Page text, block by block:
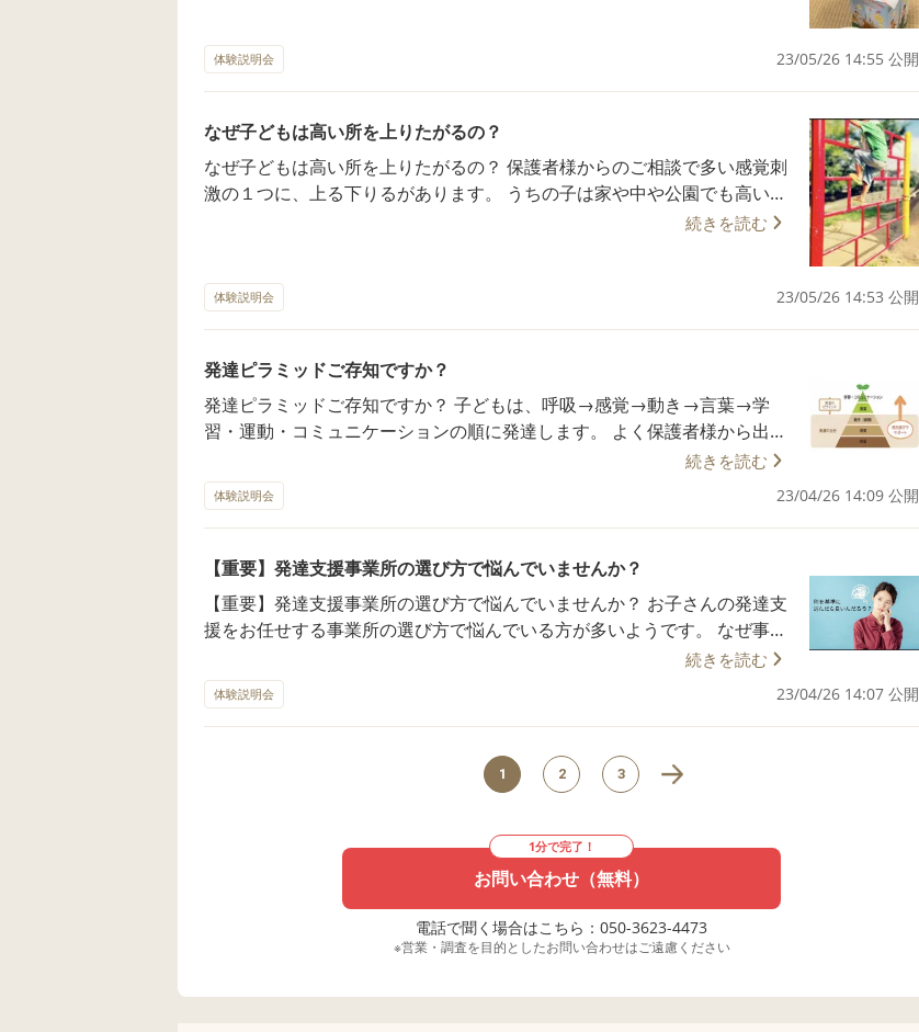
ら、お気軽にご相談下さい。 ーーーーーーーーーーーーーーーーーーーー
ださい！！ お問い合わせお待ちしております♪
に対して、この場所は危険か、この人は危険な人なのか、と無意識に触覚
を使い察知しています。 この危険が敏感なお子さんは、危険シグナルが鳴
り続けてるので、新しい場所には入れなく、初めて会う人にはすぐに関わ
れません。 また、鈍感なお子さんは、危険シグナルが全く鳴らないので、
危険な場所でも気にせず入ってしまったり、知らない人にもすぐ話しかけ
たりなどをします。 この触覚を発達させる感覚刺激は ☆肌(皮膚)への摩擦
刺激 ☆体全体へぶつかる刺激 ☆体全体へ圧が入る刺激 みらいあには、こ
の感覚刺激を入れれる療育グッズがたくさんあります。 〇ハンモック…摩
ロディー…圧 など 子どもは、たくさんの感覚刺激を重ねて、この触覚が
整え、危険察知を発達させます。 発達の土台作りは、みらいあにお任せく
ださい！！！ 体験・見学に是非来てください😊
体験説明会 23/05/26 14:55 公開
なぜ子どもは高い所を上りたがるの？
なぜ子どもは高い所を上りたがるの？ 保護者様からのご相談で多い感覚刺
激の１つに、上る下りるがあります。 うちの子は家や中や公園でも高い所
を見ると上りたがります。 なぜですか？危ないからやめさせたいと相談が
ぐ。 右脳は妥協脳、左脳は拘り脳。前庭覚が整っている子は、遊びが譲れ
ます。左脳が強く右脳に繋げない子は、妥協脳にアクセスできないので遊
役割② 姿勢調整、体幹、体の軸 4歳児の上半身の重さですら8キロ程度あ
ります。 上半身の重さを支えバランスよく立ったり、歩いたり、座ったり
できるのは、 感覚刺激で発達 上る 下りる 走る 飛ぶ 回る 揺れる この感覚
少期に上る感覚刺激を入れて、前庭覚を発達させて来ました。 発達凸凹の
お子さんは定型発達しているお子さんと比べてたくさん感覚刺激が必要で
す。 なので、保護者様相談では、発達に繋げているので、安全配慮の上で
たくさん上るをさせてあげてください。 また、みらいあでは土台療育をし
続きを読む
体験説明会 23/05/26 14:53 公開
発達ピラミッドご存知ですか？
発達ピラミッドご存知ですか？ 子どもは、呼吸→感覚→動き→言葉→学
習・運動・コミュニケーションの順に発達します。 よく保護者様から出る
達と遊べるんだけど… 何かスマートではないと言われます。 これは、発
達ピラミッドと中の感覚が整わずに成長しているためです。 ピラミッドの
土台に、所々穴が空いているとイメージしてください。 この所々に空いて
いる穴を埋めていくことが大切です。 では、どうしたら良いのか お子さ
んが欲しい感覚刺激を満足いくまで入れる事です。 それは、どんな感覚刺
激か 走る、回る、飛ぶ、上る、下りる、揺れる 圧、ぶつかる、摩擦 など
シンプルにたくさんこれが必要です こんな事で思われる方も多いですが、
援室が、みらいあ厚木にはあります！
続きを読む
体験説明会 23/04/26 14:09 公開
【重要】発達支援事業所の選び方で悩んでいませんか？
【重要】発達支援事業所の選び方で悩んでいませんか？ お子さんの発達支
援をお任せする事業所の選び方で悩んでいる方が多いようです。 なぜ事業
達支援方法を表記していない、また見学に行っても支援内容が明確でなく
て抽象的で良くわからないと言われています。 発達支援事業所の選び方の
ポイント ①発達知識を持っているかどうか。 これは、とても重要です！
発達知識がない事業所は、ほぼ発達支援はできずに預かってるだけか、習
い事支援で、発達支援には非効率です。 ・お子さんの居場所を作ってま
中に保護者に入らせてくれない などと説明は、発達知識のない所からが多
いです。 ・感覚刺激の説明や脳への刺激など ・事業所内のどの遊具を使
うとどんな刺激が入る ・お子さんの動きがどんな発達に繋げている ・ど
の感覚がどんな役割を持っている ・お子さんへの声かけ、接し方などが具
体的である 上記の説明ができる事業所は発達知識を持っています。 ②子
的に感覚を発達させるには、お子さんが欲してる動き(感覚刺激)を満足行
続きを読む
体験説明会 23/04/26 14:07 公開
1 2 3
1分で完了！
お問い合わせ（無料）
電話で聞く場合はこちら：050-3623-4473
※営業・調査を目的としたお問い合わせはご遠慮ください